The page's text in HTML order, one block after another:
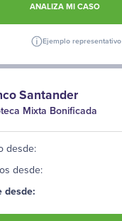
ANALIZA MI CASO
Ejemplo representativo
Santander
Mixta Bonificada
desde:
desde:
desde: